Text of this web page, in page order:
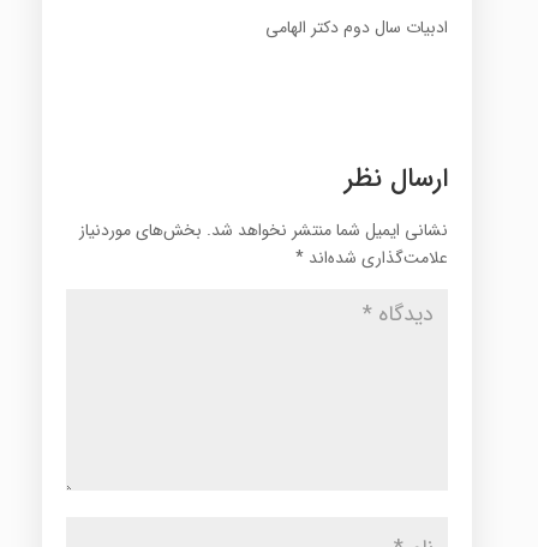
ادبیات سال دوم دکتر الهامی
ارسال نظر
نشانی ایمیل شما منتشر نخواهد شد. بخش‌های موردنیاز
علامت‌گذاری شده‌اند *